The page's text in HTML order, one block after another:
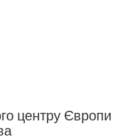
центру Європи